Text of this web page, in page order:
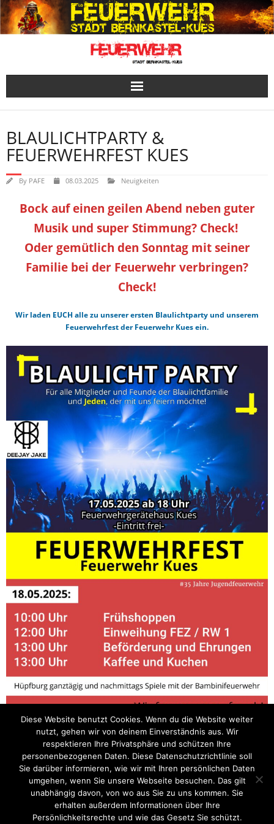
Skip
to
content
BLAULICHTPARTY &
FEUERWEHRFEST KUES
By PAFE 08.03.2025 Neuigkeiten
Bock auf einen geilen Abend neben guter
Musik und super Stimmung? Check!
Oder gemütlich den Sonntag mit seiner
Familie bei der Feuerwehr verbringen?
Check!
Wir laden EUCH alle zu unserer ersten Blaulichtparty und unserem
Feuerwehrfest der Feuerwehr Kues ein.
Post Views: 0
Einsatzstatistik 2024 FEZ-Seminar
Über uns
Diese Website benutzt Cookies. Wenn du die Website weiter
nutzt, gehen wir von deinem Einverständnis aus. Wir
respektieren Ihre Privatsphäre und schützen Ihre
personenbezogenen Daten. Diese Datenschutzrichtlinie soll
Sie darüber informieren, wie wir mit Ihren persönlichen Daten
umgehen, wenn Sie unsere Webseite besuchen. Das gilt
unabhängig davon, von wo aus Sie zu uns kommen. Sie
erhalten außerdem Informationen über Ihre
Persönlichkeitsrechte und wie das Gesetz Sie schützt.